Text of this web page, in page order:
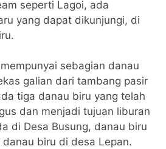
seperti Lagoi, ada
yang dapat dikunjungi, di
sebagian danau
galian dari tambang pasir
tiga danau biru yang telah
dan menjadi tujuan liburan
di Desa Busung, danau biru
biru di desa Lepan.